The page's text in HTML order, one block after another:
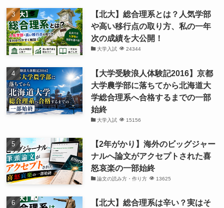
【北大】総合理系とは？人気学部
や高い移行点の取り方、私の一年
次の成績を大公開！
大学入試 24344
【大学受験浪人体験記2016】京都
大学農学部に落ちてから北海道大
学総合理系へ合格するまでの一部
始終
大学入試 15156
【2年がかり】海外のビッグジャー
ナルへ論文がアクセプトされた喜
怒哀楽の一部始終
論文の読み方・作り方 13625
【北大】総合理系は辛い？実はそ